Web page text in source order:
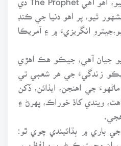
ٿيو، پر اهو دنيا جي ڪنڊ
انگريزيءَ ۾ ۽ آمريڪا
جيان آهي، جيڪو هڪ اهڙي
زندگيءَ جي هر شعبي تي
جي اهنجن، ايذائن، ڏکن
ويندي کاڌ خوراڪ، پهرڻ ۽
باري ۾ ٻڌائيندي چوي ٿو:
محبت ڪرڻ، ٻين لفظن ۾